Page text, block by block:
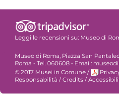
Leggi le recensioni su: Museo di
Museo di Roma, Piazza San
Roma - Tel. 060608 - Email:
© 2017 Musei in Comune /
Responsabilità / Credits /